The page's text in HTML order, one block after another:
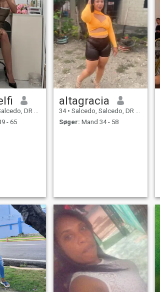
Dominikanske
- 65
altagracia
34 • Salcedo, Salcedo, DR Dominikanske
Søger: Mand 34 - 58